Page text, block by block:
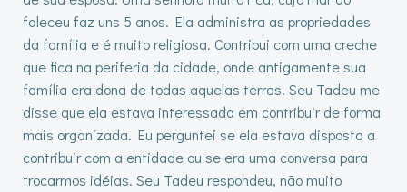
faleceu faz uns 5 anos. Ela administra as propriedades
da família e é muito religiosa. Contribui com uma creche
que fica na periferia da cidade, onde antigamente sua
família era dona de todas aquelas terras. Seu Tadeu me
disse que ela estava interessada em contribuir de forma
mais organizada. Eu perguntei se ela estava disposta a
contribuir com a entidade ou se era uma conversa para
trocarmos idéias. Seu Tadeu respondeu, não muito